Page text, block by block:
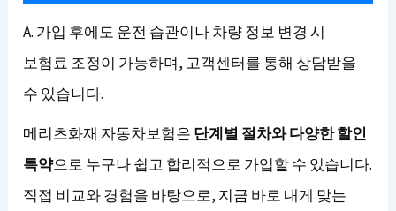
A. 가입 후에도 운전 습관이나 차량 정보 변경 시
보험료 조정이 가능하며, 고객센터를 통해 상담받을
수 있습니다.
메리츠화재 자동차보험은 단계별 절차와 다양한 할인
특약으로 누구나 쉽고 합리적으로 가입할 수 있습니다.
직접 비교와 경험을 바탕으로, 지금 바로 내게 맞는